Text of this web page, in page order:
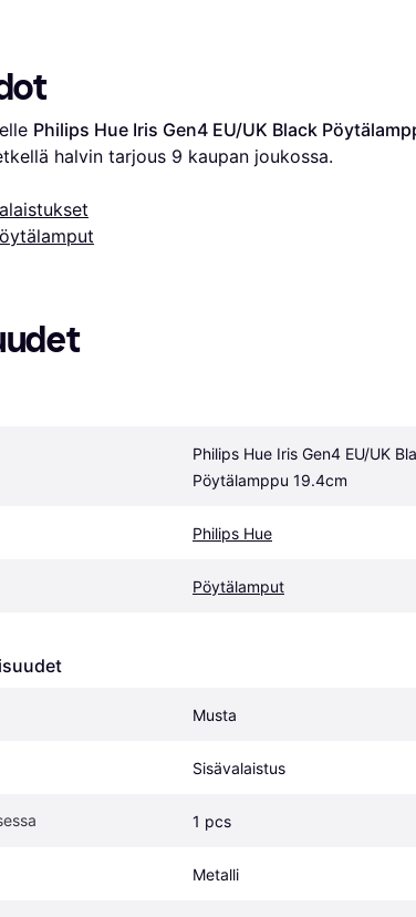
Philips Hue Iris Gen4 EU/UK Black
halvin tarjous 9 kaupan joukossa.
Philips Hue Iris Gen4 EU/UK
Pöytälamppu 19.4cm
Philips Hue
Pöytälamput
Musta
Sisävalaistus
1 pcs
Metalli